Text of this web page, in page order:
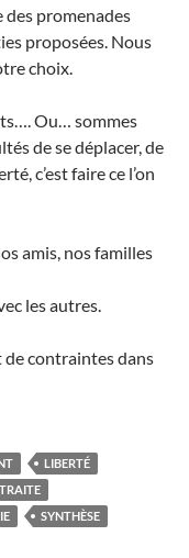
promenades
proposées. Nous
choix.
Ou… sommes
de se déplacer, de
c’est faire ce l’on
amis, nos familles
les autres.
de contraintes dans
LIBERTÉ
SYNTHÈSE